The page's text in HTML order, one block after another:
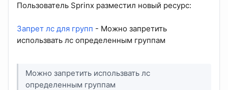
Пользователь Sprinx разместил новый ресурс:
Запрет лс для групп - Можно запретить
использвать лс определенным группам
Можно запретить использвать лс
определенным группам